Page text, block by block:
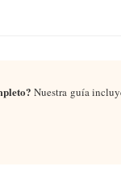
Nuestra guía